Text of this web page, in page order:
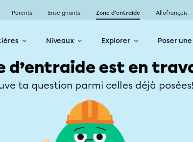
Parents Enseignants Zone d’entraide Allofrançais
Niveaux Explorer Poser
d’entraide est en
ta question parmi celles déjà